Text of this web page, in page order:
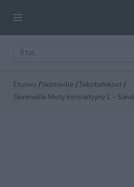
Etusivu /Skinnwille /Tekoturkikset /
Skinnwille Misty koristetyyny L - Sand